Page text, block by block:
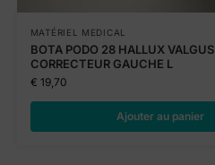
MATÉRIEL MEDICAL
BOTA PODO 28 HALLUX VALGUS
CORRECTEUR GAUCHE L
€ 19,70
Ajouter au panier